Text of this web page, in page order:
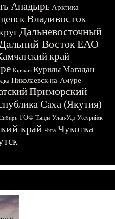
Анадырь Арктика
Владивосток
Дальневосточный
ВостокЕАО
край
Корякия Курилы Магадан
Николаевск-на-Амуре
Приморский
Саха (Якутия)
Сибирь ТОФ Тында Улан-Удэ Уссурийск
край Чита Чукотка